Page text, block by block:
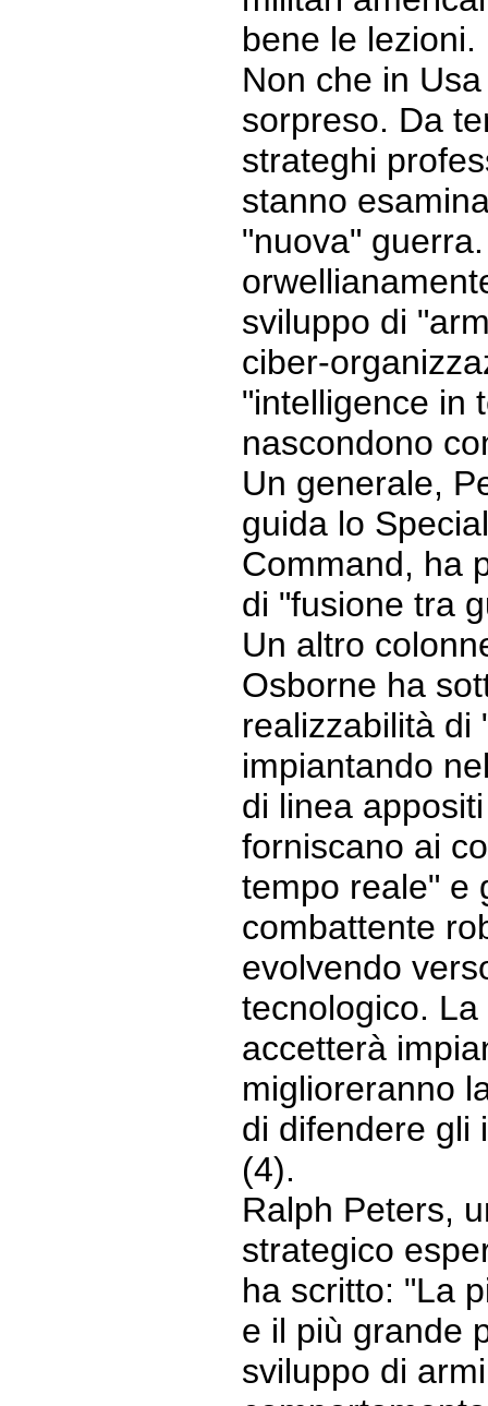
bene le lezioni.
Non che in
sorpreso. Da
strateghi
stanno
"nuova"
sviluppo di
ciber-
"intelligence in
nascondono
Un generale,
guida lo
Command, ha
di "fusione tra
Un altro
Osborne ha
realizzabilità di
impiantando
di linea
forniscano ai
tempo reale" e
combattente
evolvendo
tecnologico.
accetterà
miglioreranno
di difendere gli
(4).
Ralph Peters,
strategico
ha scritto: "La
e il più grande
sviluppo di